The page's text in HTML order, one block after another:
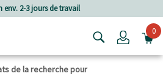
page
env. 2-3 jours de travail
Login0
de la recherche pour